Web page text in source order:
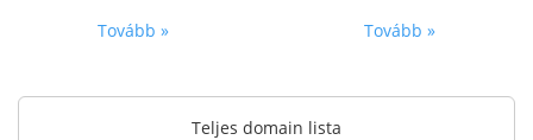
Tovább » Tovább »
Teljes domain lista